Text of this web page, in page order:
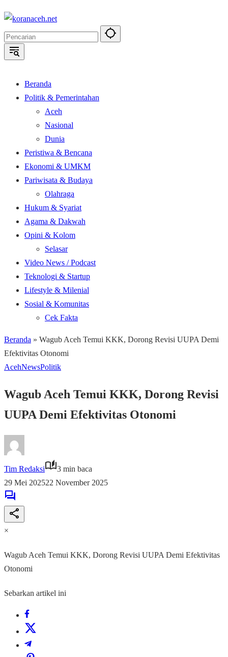
Langsung
konten
Beranda
Politik & Pemerintahan
Aceh
Nasional
Dunia
Peristiwa & Bencana
Ekonomi & UMKM
Pariwisata & Budaya
Olahraga
Hukum & Syariat
Agama & Dakwah
Opini & Kolom
Selasar
Video News / Podcast
Teknologi & Startup
Lifestyle & Milenial
Sosial & Komunitas
Cek Fakta
Beranda » Wagub Aceh Temui KKK, Dorong Revisi UUPA Demi
Efektivitas Otonomi
AcehNewsPolitik
Wagub Aceh Temui KKK, Dorong Revisi
UUPA Demi Efektivitas Otonomi
Tim Redaksi
3 min baca
29 Mei 202522 November 2025
×
Wagub Aceh Temui KKK, Dorong Revisi UUPA Demi Efektivitas
Otonomi
Sebarkan artikel ini